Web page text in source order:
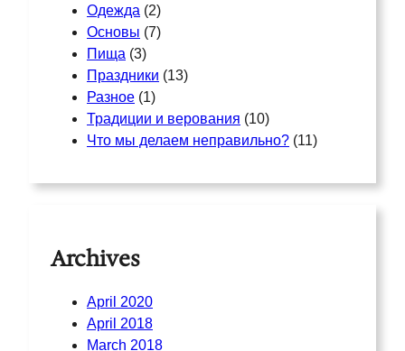
Одежда (2)
Основы (7)
Пища (3)
Праздники (13)
Разное (1)
Традиции и верования (10)
Что мы делаем неправильно? (11)
Archives
April 2020
April 2018
March 2018